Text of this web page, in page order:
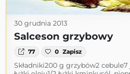
30 grudnia 2013
Salceson grzybowy
77 0 Zapisz
Składniki200 g grzybów2 cebule7